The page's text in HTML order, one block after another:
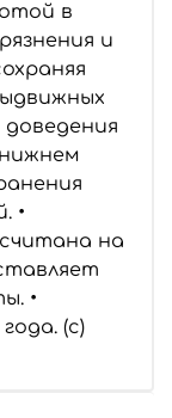
в
и
•
на
•
(с)